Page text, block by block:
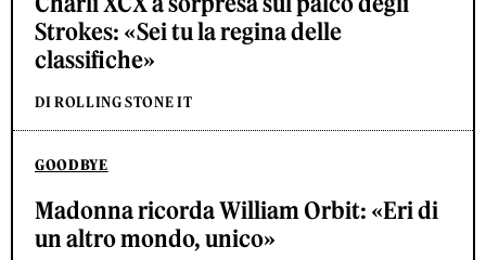
Strokes: «Sei tu la regina delle
classifiche»
DI ROLLING STONE IT
GOODBYE
Madonna ricorda William Orbit: «Eri di
un altro mondo, unico»